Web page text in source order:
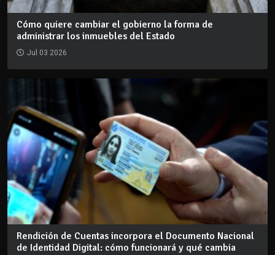
Cómo quiere cambiar el gobierno la forma de
administrar los inmuebles del Estado
Jul 03 2026
Rendición de Cuentas incorpora el Documento Nacional
de Identidad Digital: cómo funcionará y qué cambia